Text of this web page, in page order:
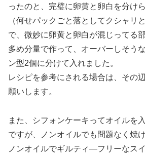
ったのと、完璧に卵黄と卵白を分け
（何せパックごと落としてクシャリ
で、微妙に卵黄と卵白が混じってる
多め分量で作って、オーバーしそう
ン型2個に分けて入れました。
レシピを参考にされる場合は、その
願いします。
また、シフォンケーキってオイルを
ですが、ノンオイルでも問題なく焼
ノンオイルでギルティ―フリーなス